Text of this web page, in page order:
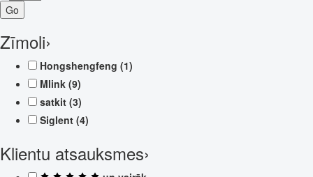
Go
Zīmoli›
Hongshengfeng (1)
Mlink (9)
satkit (3)
Siglent (4)
Klientu atsauksmes›